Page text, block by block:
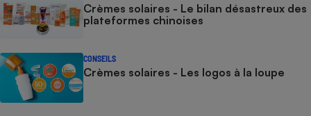
Crèmes solaires - Le bilan désastreux des
plateformes chinoises
CONSEILS
Crèmes solaires - Les logos à la loupe